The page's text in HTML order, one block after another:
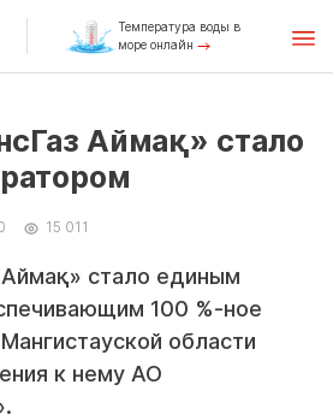
Температура воды в
море онлайн
Аймақ» стало
15 011
стало единым
100 %-ное
области
к нему АО